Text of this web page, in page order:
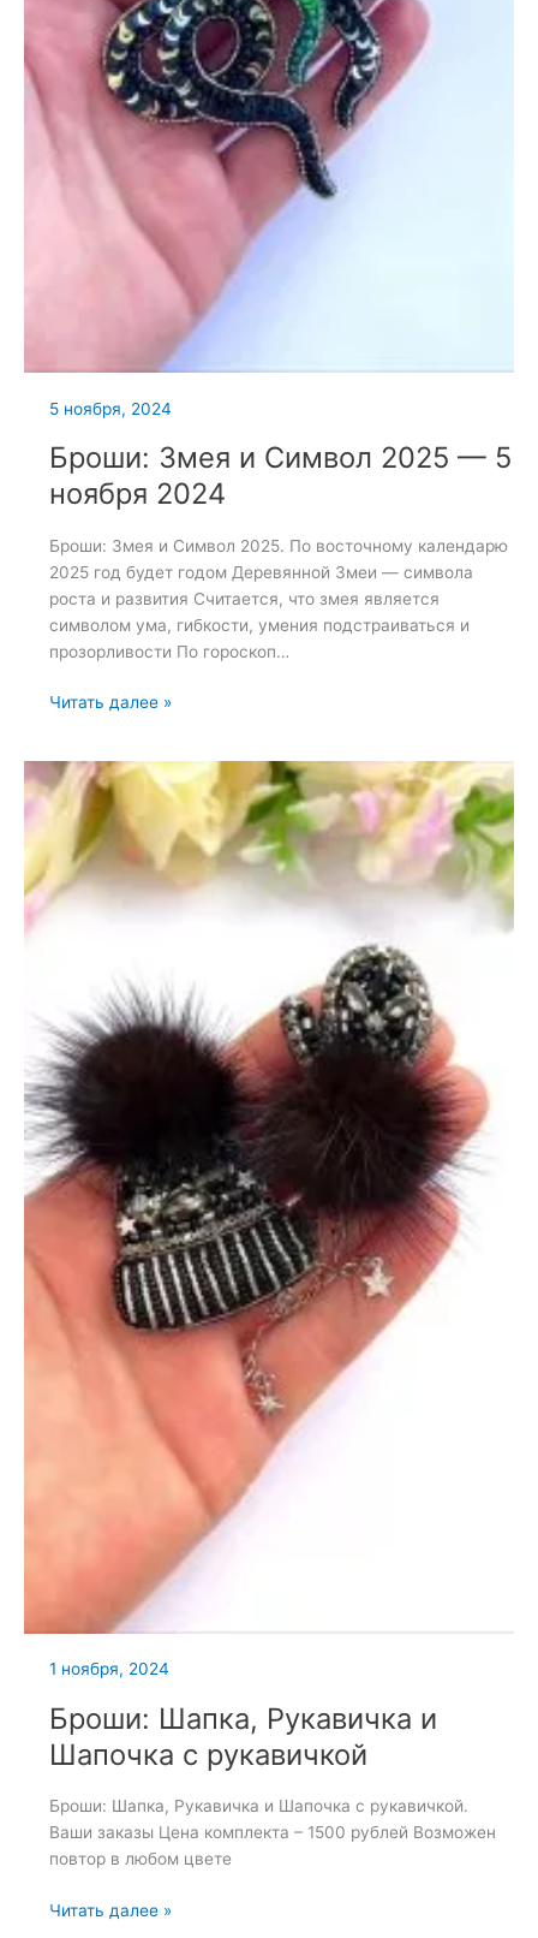
5 ноября, 2024
Броши: Змея и Символ 2025 — 5
ноября 2024
Броши: Змея и Символ 2025. По восточному календарю
2025 год будет годом Деревянной Змеи — символа
роста и развития Считается, что змея является
символом ума, гибкости, умения подстраиваться и
прозорливости По гороскоп…
Броши:
Символ
2025
ноября
2024
Читать далее »
1 ноября, 2024
Броши: Шапка, Рукавичка и
Шапочка с рукавичкой
Броши: Шапка, Рукавичка и Шапочка с рукавичкой.
Ваши заказы Цена комплекта – 1500 рублей Возможен
повтор в любом цвете
Броши:
Читать далее »